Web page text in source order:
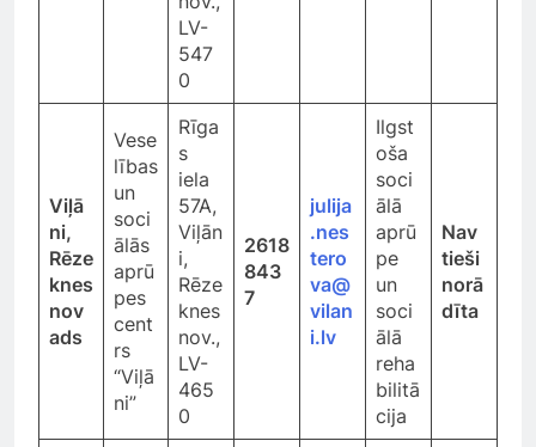
LV-
547
0
Viļā
ni,
Rēze
knes
nov
ads
Vese
lības
un
soci
ālās
aprū
pes
cent
rs
“Viļā
ni”
Rīga
s
iela
57A,
Viļān
i,
Rēze
knes
nov.,
LV-
465
0
2618
843
7
julija
.nes
tero
va@
vilan
i.lv
Ilgst
oša
soci
ālā
aprū
pe
un
soci
ālā
reha
bilitā
cija
Nav
tieši
norā
dīta